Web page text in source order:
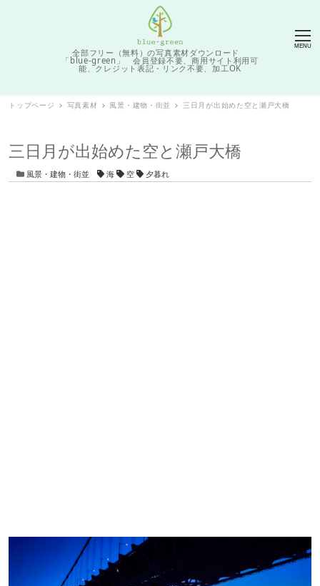
全部フリー（無料）の写真素材ダウンロード
「blue-green」 会員登録不要、商用サイト利用可
能、クレジット表記・リンク不要、加工OK
MENU
トップページ 写真素材 風景・建物・街並 三日月が出始めた空と瀬戸大橋
三日月が出始めた空と瀬戸大橋
カテゴリー
風景・建物・街並 タグ海 空 夕暮れ